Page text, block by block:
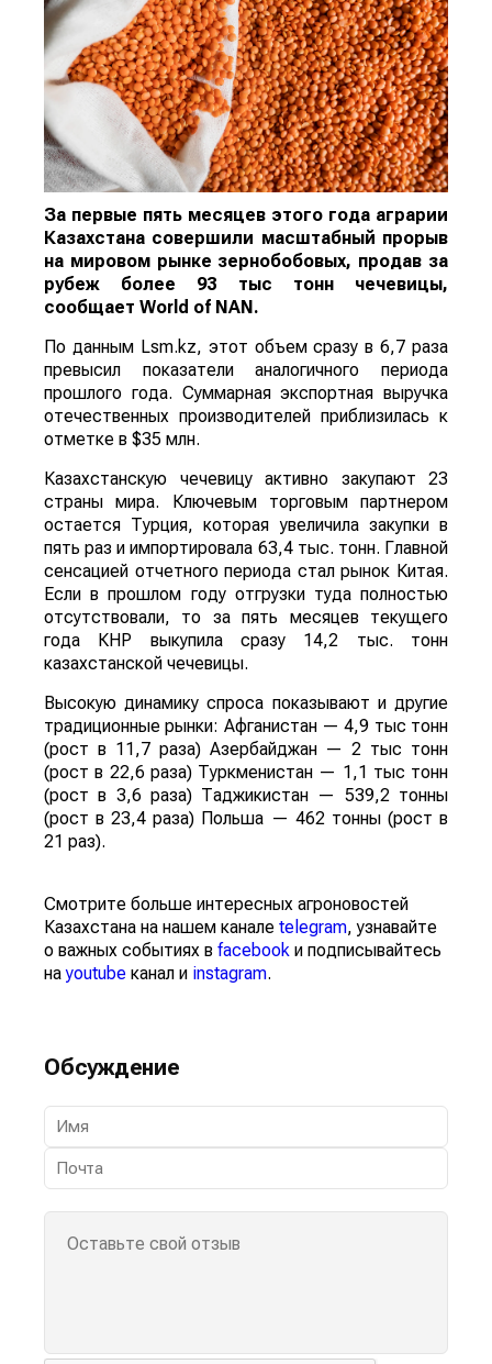
За первые пять месяцев этого года аграрии
Казахстана совершили масштабный прорыв
на мировом рынке зернобобовых, продав за
рубеж более 93 тыс тонн чечевицы,
сообщает World of NAN.
По данным Lsm.kz, этот объем сразу в 6,7 раза
превысил показатели аналогичного периода
прошлого года. Суммарная экспортная выручка
отечественных производителей приблизилась к
отметке в $35 млн.
Казахстанскую чечевицу активно закупают 23
страны мира. Ключевым торговым партнером
остается Турция, которая увеличила закупки в
пять раз и импортировала 63,4 тыс. тонн. Главной
сенсацией отчетного периода стал рынок Китая.
Если в прошлом году отгрузки туда полностью
отсутствовали, то за пять месяцев текущего
года КНР выкупила сразу 14,2 тыс. тонн
казахстанской чечевицы.
Высокую динамику спроса показывают и другие
традиционные рынки: Афганистан — 4,9 тыс тонн
(рост в 11,7 раза) Азербайджан — 2 тыс тонн
(рост в 22,6 раза) Туркменистан — 1,1 тыс тонн
(рост в 3,6 раза) Таджикистан — 539,2 тонны
(рост в 23,4 раза) Польша — 462 тонны (рост в
21 раз).
Смотрите больше интересных агроновостей
Казахстана на нашем канале telegram, узнавайте
о важных событиях в facebook и подписывайтесь
наyoutube канал и instagram.
Обсуждение